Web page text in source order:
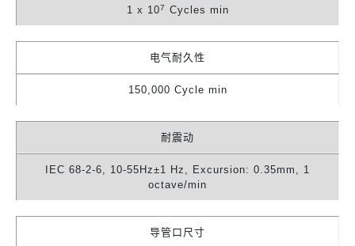
1 x 107 Cycles min
电气耐久性
150,000 Cycle min
耐震动
IEC 68-2-6, 10-55Hz±1 Hz, Excursion: 0.35mm, 1
octave/min
导管口尺寸